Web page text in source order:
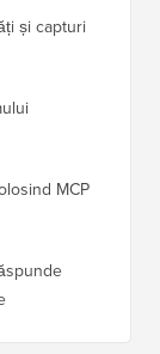
și capturi
MCP